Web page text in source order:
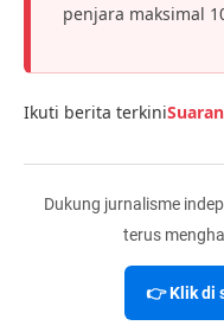
penjara maksimal
Ikuti berita terkini
Dukung jurnalisme
terus
👉 Klik di